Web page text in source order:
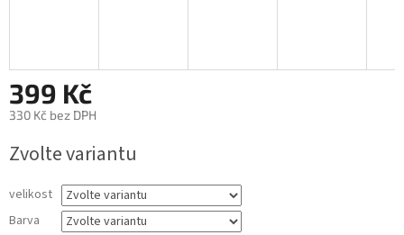
399 Kč
330 Kč bez DPH
cena:
Zvolte variantu
velikost
Barva